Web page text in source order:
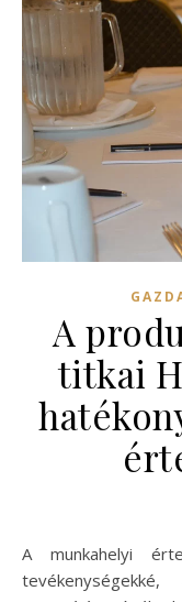
A
titkai
A munkahelyi értekezletek gyakran válnak időrabló